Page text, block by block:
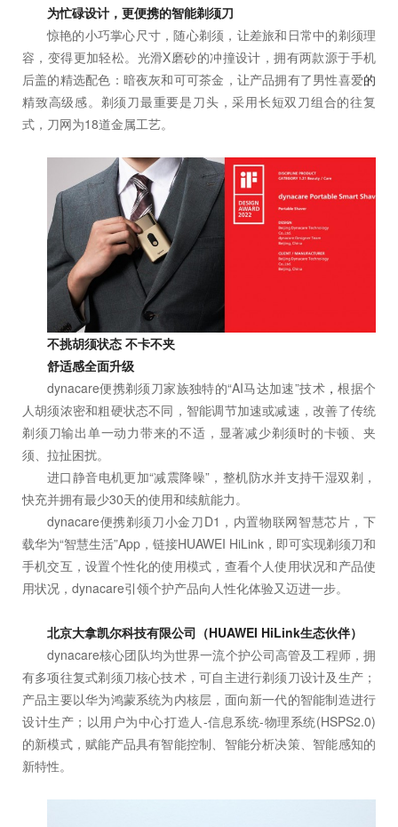
为忙碌设计，更便携的智能剃须刀
惊艳的小巧掌心尺寸，随心剃须，让差旅和日常中的剃须理
容，变得更加轻松。光滑X磨砂的冲撞设计，拥有两款源于手机
后盖的精选配色：暗夜灰和可可茶金，让产品拥有了男性喜爱的
精致高级感。剃须刀最重要是刀头，采用长短双刀组合的往复
式，刀网为18道金属工艺。
不挑胡须状态 不卡不夹
舒适感全面升级
dynacare便携剃须刀家族独特的“AI马达加速”技术，根据个
人胡须浓密和粗硬状态不同，智能调节加速或减速，改善了传统
剃须刀输出单一动力带来的不适，显著减少剃须时的卡顿、夹
须、拉扯困扰。
进口静音电机更加“减震降噪”，整机防水并支持干湿双剃，
快充并拥有最少30天的使用和续航能力。
dynacare便携剃须刀小金刀D1，内置物联网智慧芯片，下
载华为“智慧生活”App，链接HUAWEI HiLink，即可实现剃须刀和
手机交互，设置个性化的使用模式，查看个人使用状况和产品使
用状况，dynacare引领个护产品向人性化体验又迈进一步。
北京大拿凯尔科技有限公司（HUAWEI HiLink生态伙伴）
dynacare核心团队均为世界一流个护公司高管及工程师，拥
有多项往复式剃须刀核心技术，可自主进行剃须刀设计及生产；
产品主要以华为鸿蒙系统为内核层，面向新一代的智能制造进行
设计生产；以用户为中心打造人-信息系统-物理系统(HSPS2.0)
的新模式，赋能产品具有智能控制、智能分析决策、智能感知的
新特性。